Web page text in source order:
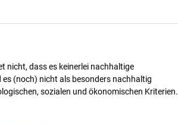
nicht, dass es keinerlei nachhaltige
(noch) nicht als besonders nachhaltig
sozialen und ökonomischen Kriterien.